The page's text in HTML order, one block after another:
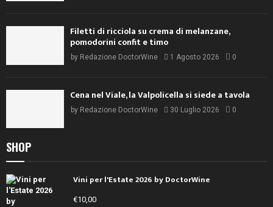
Filetti di ricciola su crema di melanzane,
pomodorini confit e timo
by Redazione DoctorWine 1 Agosto 2026 0
Cena nel Viale, la Valpolicella si siede a tavola
by Redazione DoctorWine 30 Luglio 2026 0
SHOP
Vini per l'Estate 2026 by DoctorWine
€10,00